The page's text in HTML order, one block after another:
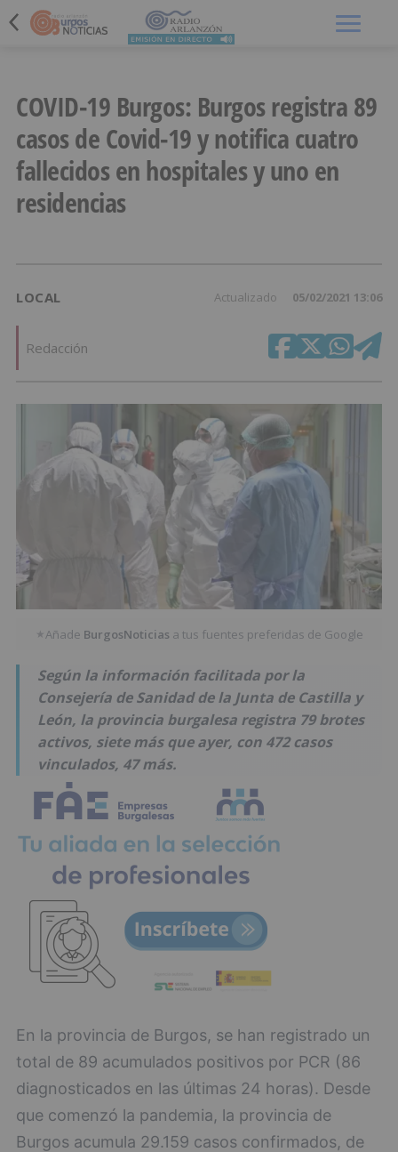
COVID-19 Burgos: Burgos registra 89
casos de Covid-19 y notifica cuatro
fallecidos en hospitales y uno en
residencias
LOCAL Actualizado 05/02/2021 13:06
Redacción
★Añade BurgosNoticias a tus fuentes preferidas de Google
Según la información facilitada por la
Consejería de Sanidad de la Junta de Castilla y
León, la provincia burgalesa registra 79 brotes
activos, siete más que ayer, con 472 casos
vinculados, 47 más.
En la provincia de Burgos, se han registrado un
total de 89 acumulados positivos por PCR (86
diagnosticados en las últimas 24 horas). Desde
que comenzó la pandemia, la provincia de
Burgos acumula 29.159 casos confirmados, de